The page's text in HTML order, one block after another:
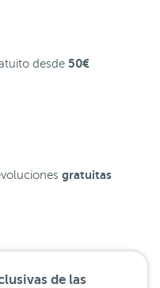
desde 50€
gratuitas
de las